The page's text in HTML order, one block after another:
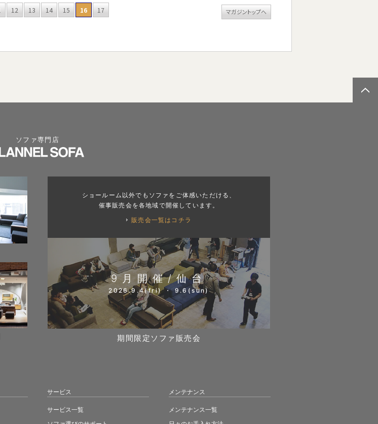
12 13 14 15 16
17
マガジントップへ
ソファ専門店
ショールーム以外でもソファをご体感いただける、
催事販売会を各地域で開催しています。
販売会一覧はコチラ
9月開催/仙台
2026.9.4(fri) ・ 9.6(sun)
期間限定ソファ販売会
サービス
サービス一覧
メンテナンス
メンテナンス一覧